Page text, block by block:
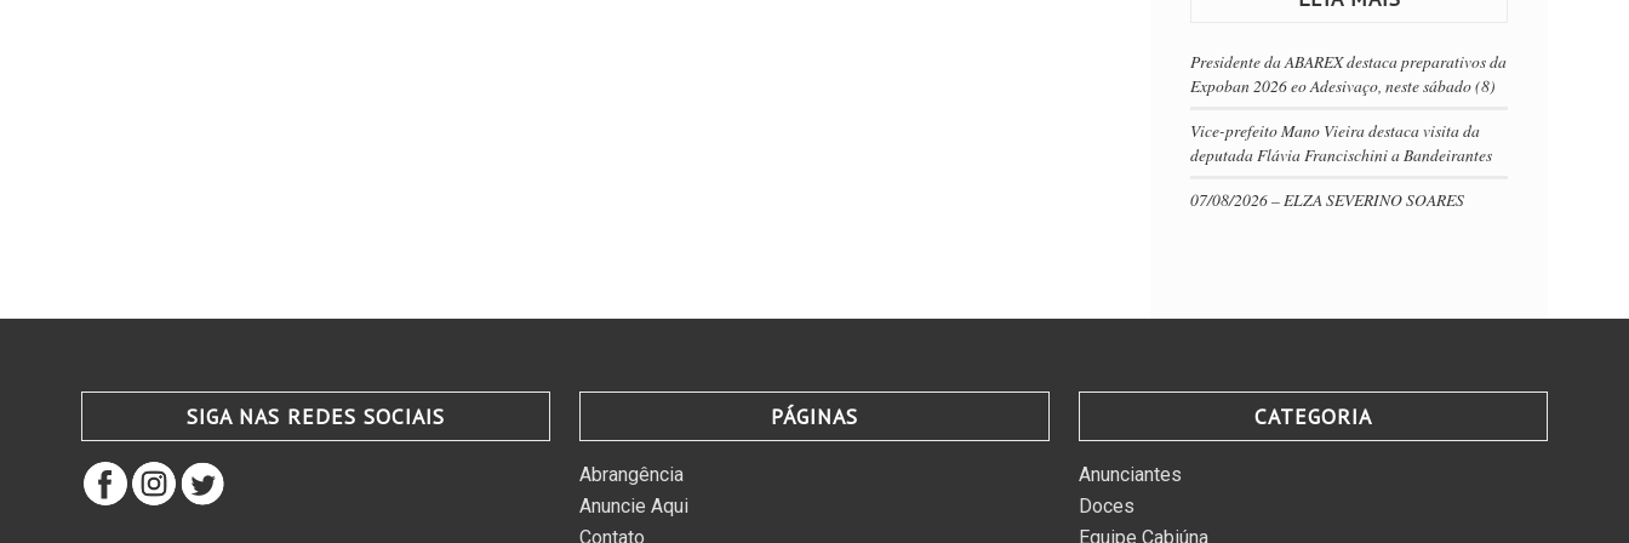
Presidente da ABAREX destaca preparativos da
Expoban 2026 eo Adesivaço, neste sábado (8)
Vice-prefeito Mano Vieira destaca visita da
deputada Flávia Francischini a Bandeirantes
07/08/2026 – ELZA SEVERINO SOARES
SIGA NAS REDES SOCIAIS PÁGINAS
Abrangência
Anuncie Aqui
Contato
CATEGORIA
Anunciantes
Doces
Equipe Cabiúna